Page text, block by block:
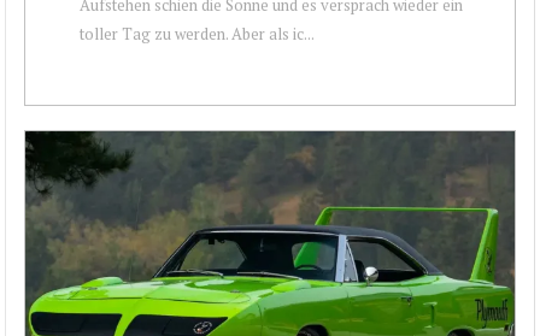
Aufstehen schien die Sonne und es versprach wieder ein
toller Tag zu werden. Aber als ic...